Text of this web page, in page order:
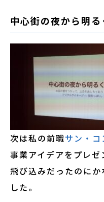
中心街の夜から明る
次は私の前職サン・コ
事業アイデアをプレゼ
飛び込みだったのに
した。